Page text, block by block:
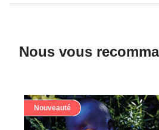
Nous vous
Nouveauté